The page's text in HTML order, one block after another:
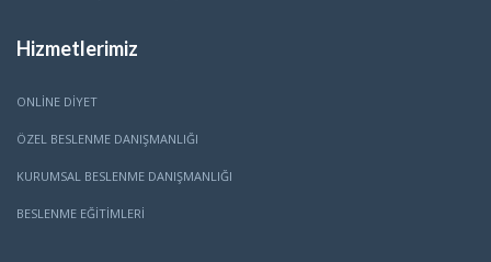
Hizmetlerimiz
ONLINE DIYET
ÖZEL BESLENME DANIŞMANLIĞI
KURUMSAL BESLENME DANIŞMANLIĞI
BESLENME EĞITIMLERI